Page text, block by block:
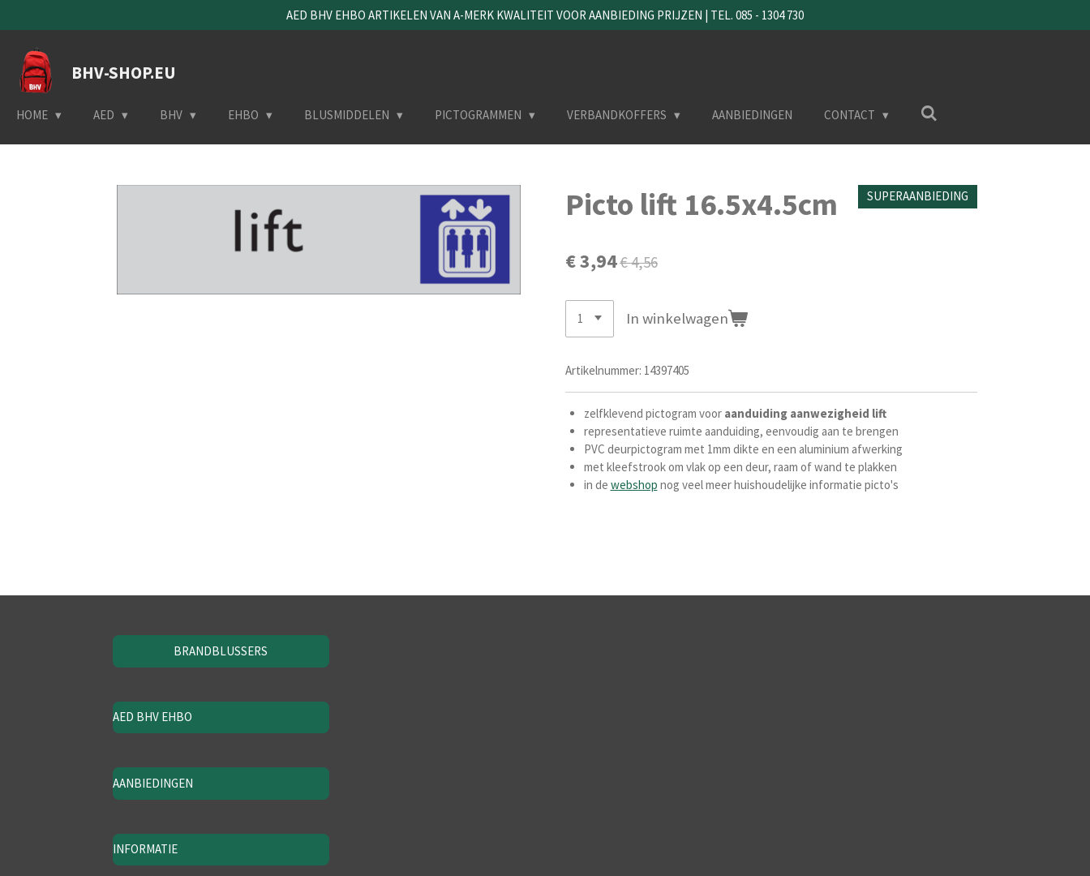
direct
naar
hoofdinhoud
AED BHV EHBO ARTIKELEN VAN A-MERK KWALITEIT VOOR AANBIEDING PRIJZEN | TEL. 085 - 1304 730
BHV-SHOP.EU
HOME AED BHV EHBO BLUSMIDDELEN PICTOGRAMMEN VERBANDKOFFERS AANBIEDINGEN CONTACT
Picto lift 16.5x4.5cm SUPERAANBIEDING
€ 3,94€ 4,56
In winkelwagen
Artikelnummer: 14397405
zelfklevend pictogram voor aanduiding aanwezigheid lift
representatieve ruimte aanduiding, eenvoudig aan te brengen
PVC deurpictogram met 1mm dikte en een aluminium afwerking
met kleefstrook om vlak op een deur, raam of wand te plakken
in de webshop nog veel meer huishoudelijke informatie picto's
BRANDBLUSSERS
AED BHV EHBO
AANBIEDINGEN
INFORMATIE